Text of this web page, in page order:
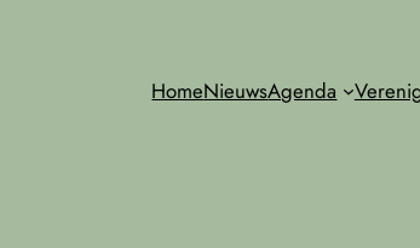
HomeNieuwsAgenda